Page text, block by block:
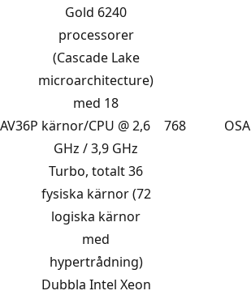
AV36P
Gold 6240
processorer
(Cascade Lake
microarchitecture)
med 18
kärnor/CPU @ 2,6
GHz / 3,9 GHz
Turbo, totalt 36
fysiska kärnor (72
logiska kärnor
med
hypertrådning)
768 OSA
Dubbla Intel Xeon